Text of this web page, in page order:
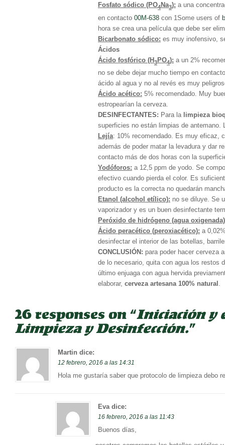
Fosfato sódico (PO4Na3): a una
en contacto 00M-638 con 1Some users of
hora se crea una película que debe ser
Bicarbonato sódico: es muy inofensivo,
Ácidos
Ácido fosfórico (H3PO4): a un 2%
no se debe dejar mucho tiempo en
ácido al agua y no al revés es muy
Ácido acético: 5% recomendado. Muy
estropearían la cerveza.
DESINFECTANTES: Para la limpieza
superficies no están limpias de antemano.
Lejía: 10% recomendado. Es muy eficaz,
además de poder matar la levadura y dar
contacto más de dos horas con la
Yodóforos: a 12,5 ppm de yodo. Se
efectivo cuando pierda el color. Es
producto es la correcta no quedarán
Etanol (alcohol etílico): no se diluye. Se
vaporizador y es un buen desinfectante
Peróxido de hidrógeno (agua
Ácido peracético (peroxiacético): a
desinfectar el interior de las botellas,
CONCLUSIÓN: para poder hacer cerveza
de lo necesario, quita con agua los restos
último enjuaga con agua hervida
elaborar, cerveza artesana 100% natural .
26 responses on “Iniciación y
Limpieza y Desinfección.”
Martin dice:
12 febrero, 2016 a las 14:31
Hola me gustaría saber que protocolo de limpieza debo
Eva dice:
16 febrero, 2016 a las 11:43
Buenos días,